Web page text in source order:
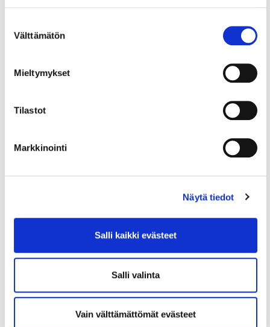
valinta
Välttämätön
Mieltymykset
Tilastot
Markkinointi
Näytä tiedot
Salli kaikki evästeet
Salli valinta
Vain välttämättömät evästeet
erityisesti ulkomaankauppaa rakentaville
asioita hoitamassa.
täyttävät mainiosti, Myllymäki toteaa.
asiantuntijana toimii ulkomaankaupan
joka tarvittaessa myös neuvoo sekä
Lue lisääKauppakamariTiedon
Ulkomaankauppa & Maatieto -paketin
teoksista
Tutustu maksutta – tilaa
koekäyttötunnukset viikoksi!